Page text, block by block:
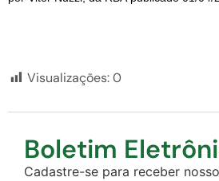
Visualizações:0
Boletim
Cadastre-se para receber